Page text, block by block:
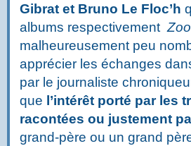
Gibrat et Bruno Le Floc’h
albums respectivement Zoo
malheureusement peu
apprécier les échanges
par le journaliste
que l’intérêt porté par les
racontées ou justement
grand-père ou un grand